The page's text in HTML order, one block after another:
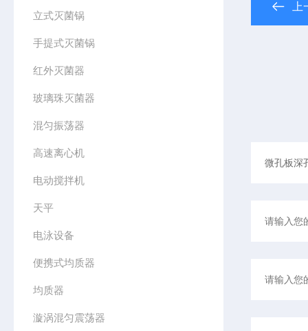
立式灭菌锅
手提式灭菌锅
红外灭菌器
玻璃珠灭菌器
混匀振荡器
高速离心机
电动搅拌机
天平
电泳设备
便携式均质器
均质器
漩涡混匀震荡器